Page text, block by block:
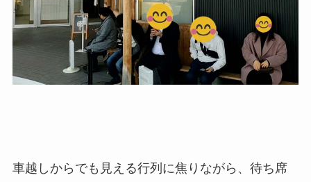
車越しからでも見える行列に焦りながら、待ち席